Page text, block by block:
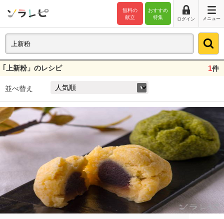
おすすめ
特集
無料の
献立
ログイン メニュー
｢上新粉」のレシピ 1件
並べ替え